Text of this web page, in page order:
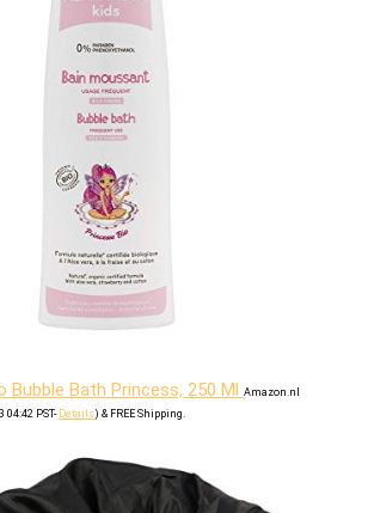
Bubble Bath Princess, 250 Ml Amazon.nl
04:42 PST- Details) & FREE Shipping